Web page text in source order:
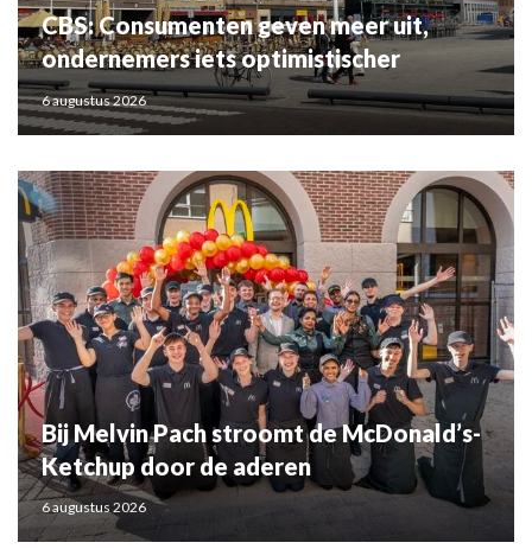
CBS: Consumenten geven meer uit,
ondernemers iets optimistischer
6 augustus 2026
Bij Melvin Pach stroomt de McDonald’s-
Ketchup door de aderen
6 augustus 2026